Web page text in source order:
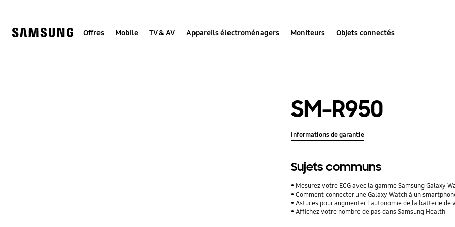
Offres Mobile TV & AV Appareils électroménagers Moniteurs Objets connectés
SM-R950
Informations de garantie
Sujets communs
Mesurez votre ECG avec la gamme Samsung Galaxy
Comment connecter une Galaxy Watch à un
Astuces pour augmenter l'autonomie de la batterie de
Affichez votre nombre de pas dans Samsung Health